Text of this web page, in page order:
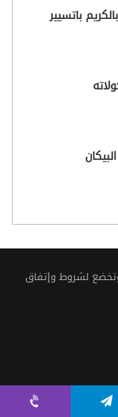
باتسيير
وتخضع لشروط وإتفاق